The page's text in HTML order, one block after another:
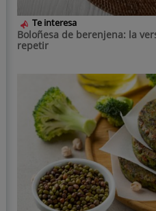
Te interesa
Boloñesa de berenjena: la
repetir